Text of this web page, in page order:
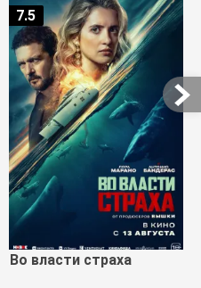
Во власти страха
7.5